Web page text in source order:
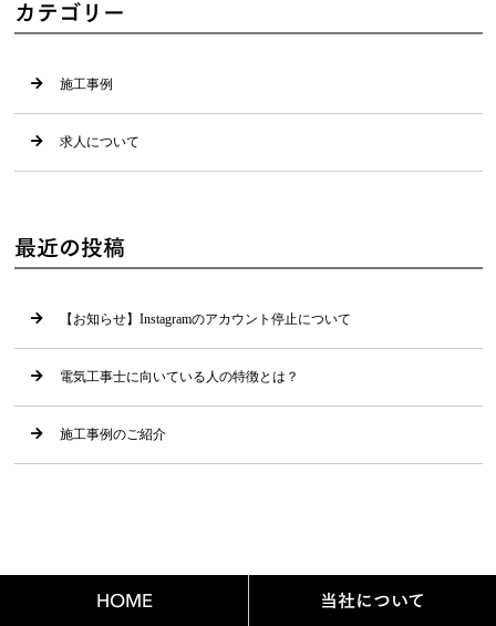
カテゴリー
施工事例
求人について
最近の投稿
【お知らせ】Instagramのアカウント停止について
電気工事士に向いている人の特徴とは？
施工事例のご紹介
HOME 当社について